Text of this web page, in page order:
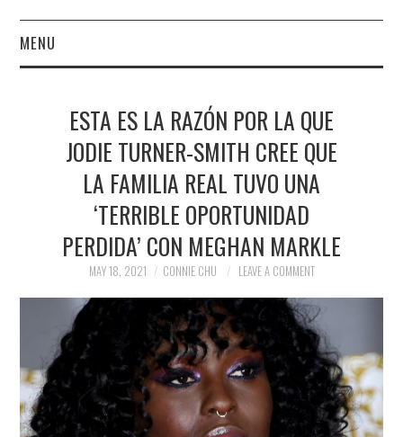
MENU
FINANCE
SOCIETY
SPORTS
TECHNOLOGY
ESTA ES LA RAZÓN POR LA QUE
JODIE TURNER-SMITH CREE QUE
LA FAMILIA REAL TUVO UNA
‘TERRIBLE OPORTUNIDAD
PERDIDA’ CON MEGHAN MARKLE
MAY 18, 2021 CONNIE CHU LEAVE A COMMENT